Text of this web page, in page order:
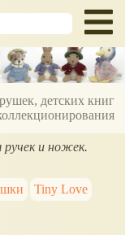
детских книг
ручек и ножек.
Tiny Love